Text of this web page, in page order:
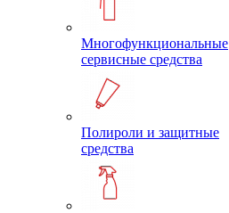
Многофункциональные
сервисные средства
Полироли и защитные
средства